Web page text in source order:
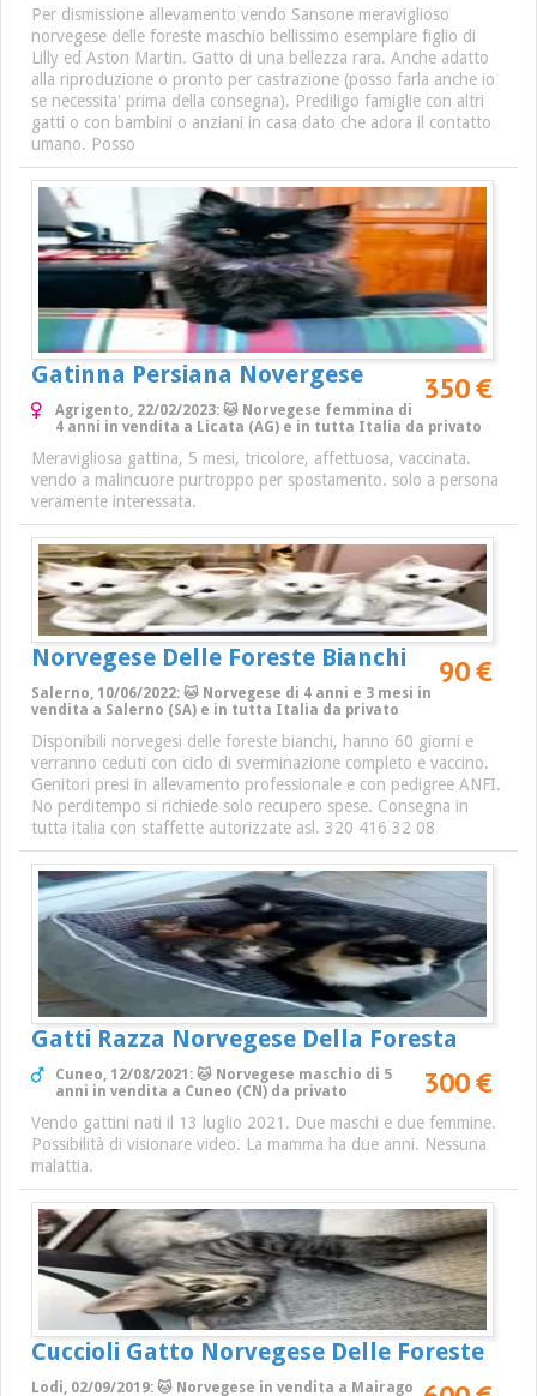
Per dismissione allevamento vendo Sansone meraviglioso
norvegese delle foreste maschio bellissimo esemplare figlio di
Lilly ed Aston Martin. Gatto di una bellezza rara. Anche adatto
alla riproduzione o pronto per castrazione (posso farla anche io
se necessita' prima della consegna). Prediligo famiglie con altri
gatti o con bambini o anziani in casa dato che adora il contatto
umano. Posso
Gatinna Persiana Novergese 350 €
Agrigento, 22/02/2023: 🐱 Norvegese femmina di
4 anni in vendita a Licata (AG) e in tutta Italia da privato
Meravigliosa gattina, 5 mesi, tricolore, affettuosa, vaccinata.
vendo a malincuore purtroppo per spostamento. solo a persona
veramente interessata.
Norvegese Delle Foreste Bianchi 90 €
Salerno, 10/06/2022: 🐱 Norvegese di 4 anni e 3 mesi in
vendita a Salerno (SA) e in tutta Italia da privato
Disponibili norvegesi delle foreste bianchi, hanno 60 giorni e
verranno ceduti con ciclo di sverminazione completo e vaccino.
Genitori presi in allevamento professionale e con pedigree ANFI.
No perditempo si richiede solo recupero spese. Consegna in
tutta italia con staffette autorizzate asl. 320 416 32 08
Gatti Razza Norvegese Della Foresta
300 €
Cuneo, 12/08/2021: 🐱 Norvegese maschio di 5
anni in vendita a Cuneo (CN) da privato
Vendo gattini nati il 13 luglio 2021. Due maschi e due femmine.
Possibilità di visionare video. La mamma ha due anni. Nessuna
malattia.
Cuccioli Gatto Norvegese Delle Foreste
Lodi, 02/09/2019: 🐱 Norvegese in vendita a Mairago